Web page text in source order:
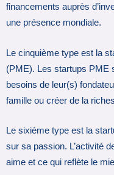
financements auprès
une présence mondiale.
Le cinquième type est la
(PME). Les startups PME
besoins de leur(s)
famille ou créer de la
Le sixième type est la
sur sa passion. L’activité
aime et ce qui reflète le